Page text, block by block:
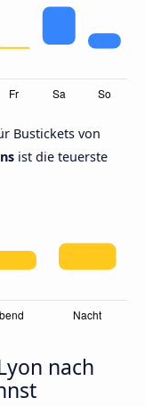
Bustickets von
ist die teuerste
nach